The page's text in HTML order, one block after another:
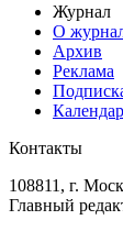
Журнал
О
Архив
Реклама
Контакты
108811, г.
Главный